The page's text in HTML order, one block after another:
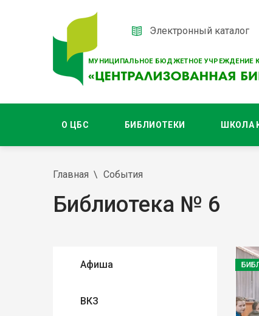
МУНИЦИПАЛЬНОЕ БЮДЖЕТНОЕ УЧРЕЖДЕНИЕ
Электронный каталог
О ЦБС БИБЛИОТЕКИ ШКОЛА
Главная События
Библиотека № 6
Афиша
ВКЗ